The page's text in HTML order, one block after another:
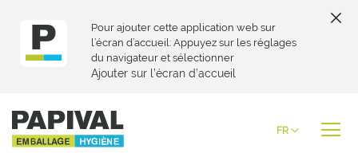
Pour ajouter cette application web sur
l’écran d’accueil: Appuyez sur les réglages
du navigateur et sélectionner
Ajouter sur l’écran d’accueil
to
Content
Langue
FR